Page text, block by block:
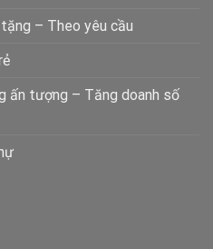
– Theo yêu cầu
ấn tượng – Tăng doanh số